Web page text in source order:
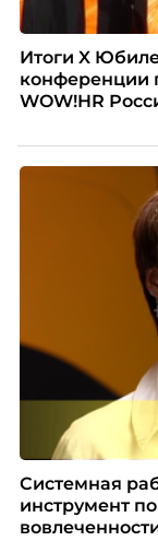
Итоги X
конференции
WOW!HR
Системная
инструмент